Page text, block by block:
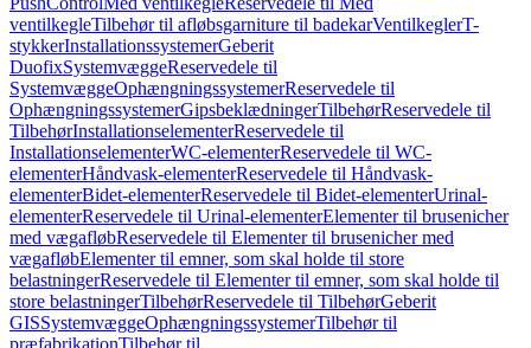
ventilkegleTilbehør til afløbsgarniture til badekarVentilkeglerT-
stykkerInstallationssystemerGeberit
DuofixSystemvæggeReservedele til
SystemvæggeOphængningssystemerReservedele til
OphængningssystemerGipsbeklædningerTilbehørReservedele til
TilbehørInstallationselementerReservedele til
InstallationselementerWC-elementerReservedele til WC-
elementerHåndvask-elementerReservedele til Håndvask-
elementerBidet-elementerReservedele til Bidet-elementerUrinal-
elementerReservedele til Urinal-elementerElementer til brusenicher
med vægafløbReservedele til Elementer til brusenicher med
vægafløbElementer til emner, som skal holde til store
belastningerReservedele til Elementer til emner, som skal holde til
store belastningerTilbehørReservedele til TilbehørGeberit
GISSystemvæggeOphængningssystemerTilbehør til
præfabrikationTilbehør til